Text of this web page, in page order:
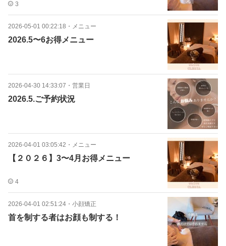
3
2026-05-01 00:22:18 ・ メニュー
2026.5〜6お得メニュー
2026-04-30 14:33:07 ・ 営業日
2026.5.ご予約状況
2026-04-01 03:05:42 ・ メニュー
【２０２６】3〜4月お得メニュー
4
2026-04-01 02:51:24 ・ 小顔矯正
首を制する者はお顔も制する！